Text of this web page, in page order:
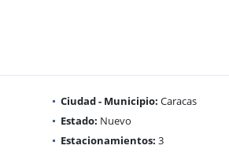
Ciudad - Municipio: Caracas
Estado: Nuevo
Estacionamientos: 3